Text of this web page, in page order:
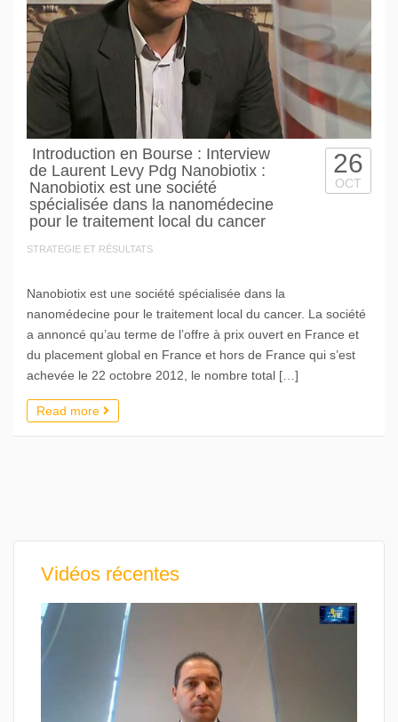
Introduction en Bourse : Interview
de Laurent Levy Pdg Nanobiotix :
Nanobiotix est une société
spécialisée dans la nanomédecine
pour le traitement local du cancer
STRATEGIE ET RÉSULTATS
26
OCT
Nanobiotix est une société spécialisée dans la
nanomédecine pour le traitement local du cancer. La société
a annoncé qu’au terme de l’offre à prix ouvert en France et
du placement global en France et hors de France qui s’est
achevée le 22 octobre 2012, le nombre total […]
Read more
Vidéos récentes